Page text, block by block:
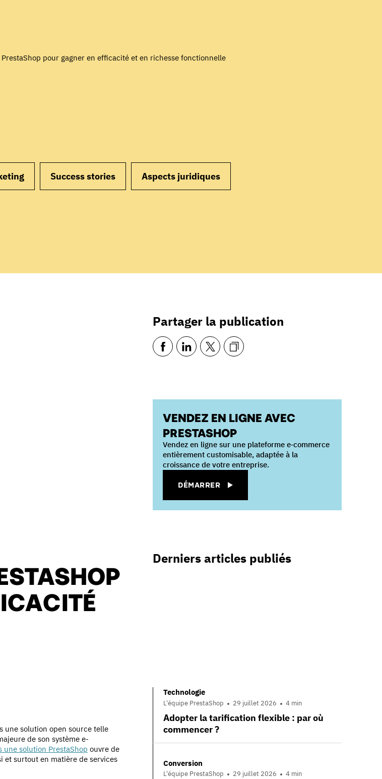
pour gagner en efficacité et en richesse fonctionnelle
Success stories Aspects juridiques
une solution open source telle
de son système e-
une solution PrestaShop ouvre de
et surtout en matière de services
Partager la publication
VENDEZ EN LIGNE AVEC
PRESTASHOP
Vendez en ligne sur une plateforme e‑commerce
entièrement customisable, adaptée à la
croissance de votre entreprise.
DÉMARRER
Derniers articles publiés
Technologie
L'équipe PrestaShop 29 juillet 2026 4 min
Adopter la tarification flexible : par où
commencer ?
Conversion
L'équipe PrestaShop 29 juillet 2026 4 min